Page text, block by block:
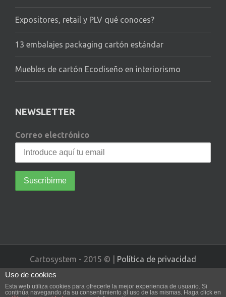
Expositores, retail y PLV qué conoces?
13 embalajes packaging cartón estándar
Muebles de cartón Ecodiseño en interiorismo
NEWSLETTER
Correo electrónico
Cartosystem - 2015 © | Política de privacidad
Diseño web realizado por Vissanum
Uso de cookies
Esta web utiliza cookies para ofrecerle la mejor experiencia de usuario. Si
continúa navegando da su consentimiento al uso de las mismas. Haga click en